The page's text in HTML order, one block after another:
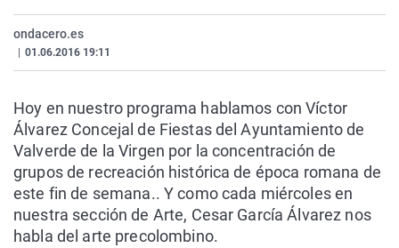
Gente viajera
Retornados
Operación Viuda
Galicia
Navarra
País Vasco
Televisión
ondacero.es
01.06.2016 19:11
Hoy en nuestro programa hablamos con Víctor
Álvarez Concejal de Fiestas del Ayuntamiento de
Valverde de la Virgen por la concentración de
grupos de recreación histórica de época romana de
este fin de semana.. Y como cada miércoles en
nuestra sección de Arte, Cesar García Álvarez nos
habla del arte precolombino.